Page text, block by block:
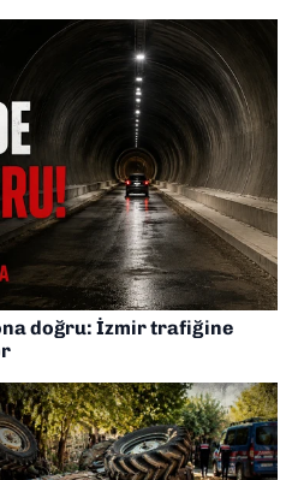
doğru: İzmir trafiğine